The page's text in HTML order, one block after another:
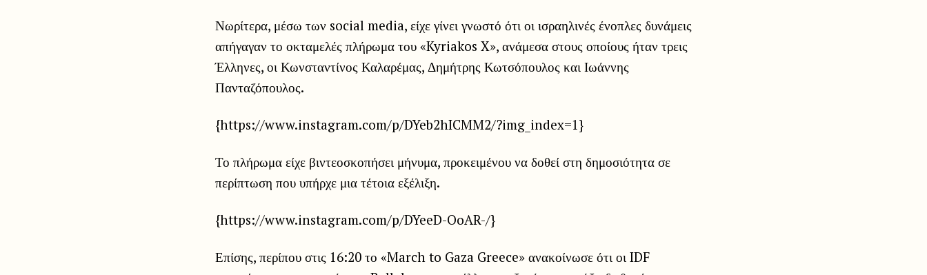
Νωρίτερα, μέσω των social media, είχε γίνει γνωστό ότι οι ισραηλινές ένοπλες δυνάμεις
απήγαγαν το οκταμελές πλήρωμα του «Kyriakos X», ανάμεσα στους οποίους ήταν τρεις
Έλληνες, οι Κωνσταντίνος Καλαρέμας, Δημήτρης Κωτσόπουλος και Ιωάννης
Πανταζόπουλος.
{https://www.instagram.com/p/DYeb2hICMM2/?img_index=1}
Το πλήρωμα είχε βιντεοσκοπήσει μήνυμα, προκειμένου να δοθεί στη δημοσιότητα σε
περίπτωση που υπήρχε μια τέτοια εξέλιξη.
{https://www.instagram.com/p/DYeeD-OoAR-/}
Επίσης, περίπου στις 16:20 το «March to Gaza Greece» ανακοίνωσε ότι οι IDF